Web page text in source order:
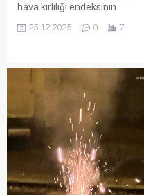
hava kirliliği endeksinin
seviyelere ulaşması
faaliyetleri askıya alındı.
İran’da hava kirliliğinin sağlık
için riskli seviyelere
ulaşmasının ardından futbol
müsabakaları iptal edildi.
İran Devlet Televizyonu’nun
aktardığına göre karar,
“Tahran Futbol Heyeti Tıp
25.12.2025 0 7